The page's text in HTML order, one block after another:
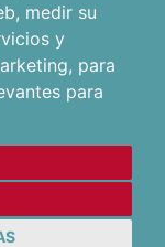
, medir su
y
, para
para